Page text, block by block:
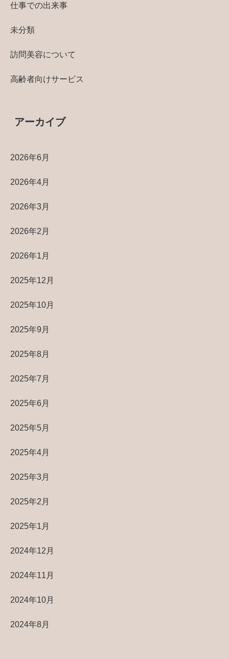
仕事での出来事
未分類
訪問美容について
高齢者向けサービス
アーカイブ
2026年6月
2026年4月
2026年3月
2026年2月
2026年1月
2025年12月
2025年10月
2025年9月
2025年8月
2025年7月
2025年6月
2025年5月
2025年4月
2025年3月
2025年2月
2025年1月
2024年12月
2024年11月
2024年10月
2024年8月